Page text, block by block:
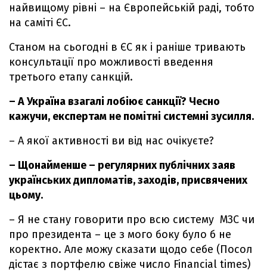
найвищому рівні – на Європейській раді, тобто
на саміті ЄС.
Станом на сьогодні в ЄС як і раніше тривають
консультації про можливості введення
третього етапу санкцій.
– А Україна взагалі лобіює санкції? Чесно
кажучи, експертам не помітні системні зусилля.
– А якої активності ви від нас очікуєте?
– Щонайменше – регулярних публічних заяв
українських дипломатів, заходів, присвячених
цьому.
– Я не стану говорити про всю систему МЗС чи
про президента – це з мого боку було б не
коректно. Але можу сказати щодо себе (Посол
дістає з портфелю свіже число Financial times)